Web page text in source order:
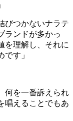
びつかないナラテ
ランドが多かっ
を理解し、それに
す」
何を一番訴えられ
唱えることでもあ